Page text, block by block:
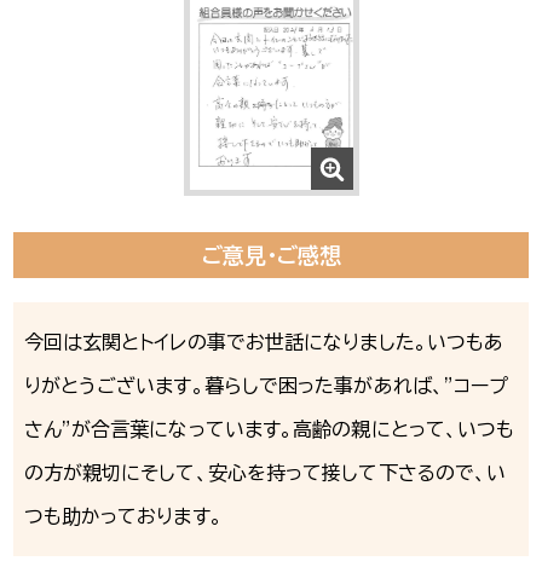
ご意見・ご感想
今回は玄関とトイレの事でお世話になりました。いつもあ
りがとうございます。暮らしで困った事があれば、”コープ
さん”が合言葉になっています。高齢の親にとって、いつも
の方が親切にそして、安心を持って接して下さるので、い
つも助かっております。